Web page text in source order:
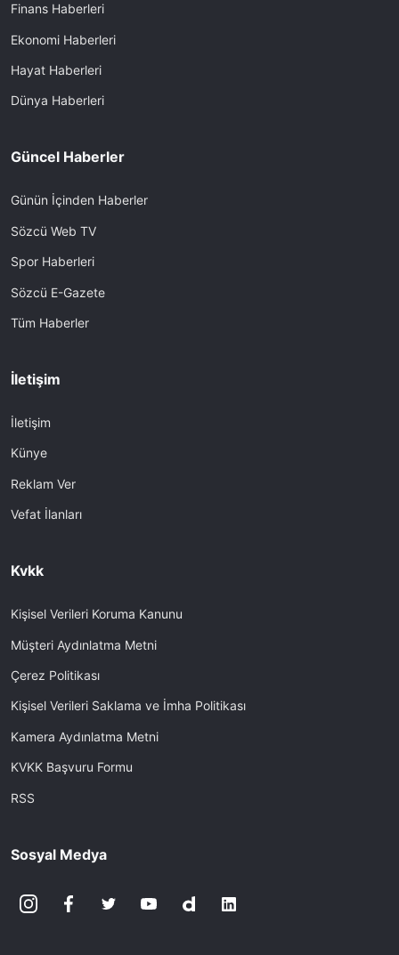
Finans Haberleri
Ekonomi Haberleri
Hayat Haberleri
Dünya Haberleri
Güncel Haberler
Günün İçinden Haberler
Sözcü Web TV
Spor Haberleri
Sözcü E-Gazete
Tüm Haberler
İletişim
İletişim
Künye
Reklam Ver
Vefat İlanları
Kvkk
Kişisel Verileri Koruma Kanunu
Müşteri Aydınlatma Metni
Çerez Politikası
Kişisel Verileri Saklama ve İmha Politikası
Kamera Aydınlatma Metni
KVKK Başvuru Formu
RSS
Sosyal Medya